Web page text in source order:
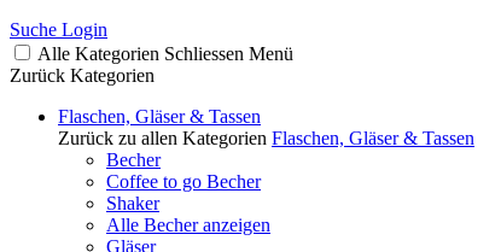
Suche Login
Alle Kategorien Schliessen Menü
Zurück Kategorien
Flaschen, Gläser & Tassen
Zurück zu allen Kategorien Flaschen, Gläser & Tassen
Becher
Coffee to go Becher
Shaker
Alle Becher anzeigen
Gläser